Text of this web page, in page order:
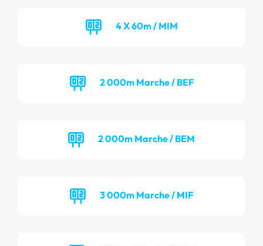
4 X 60m / MIM
2 000m Marche / BEF
2 000m Marche / BEM
3 000m Marche / MIF